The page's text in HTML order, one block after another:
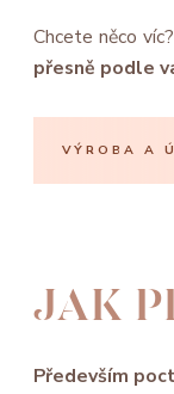
Chcete něco
přesně podle
VÝROBA A
JAK
Především